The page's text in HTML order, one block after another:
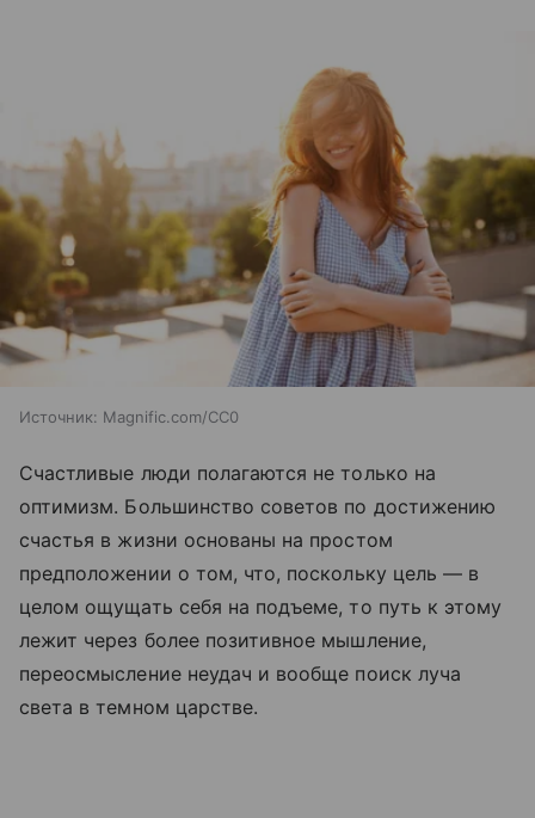
Источник: Magnific.com/CC0
Счастливые люди полагаются не только на
оптимизм. Большинство советов по достижению
счастья в жизни основаны на простом
предположении о том, что, поскольку цель — в
целом ощущать себя на подъеме, то путь к этому
лежит через более позитивное мышление,
переосмысление неудач и вообще поиск луча
света в темном царстве.